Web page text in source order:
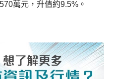
萬元，升值約9.5%。